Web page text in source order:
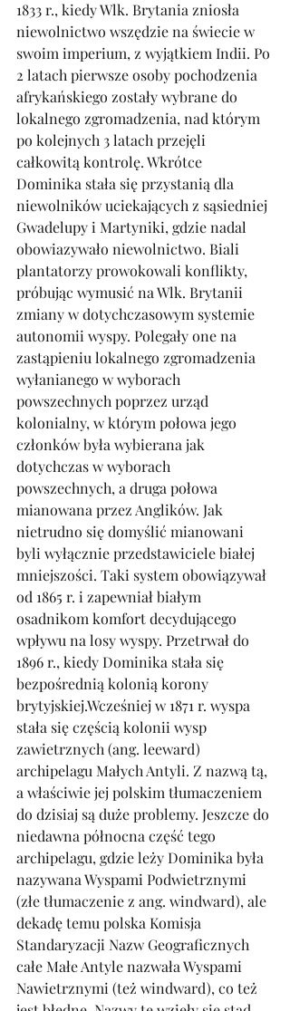
1833 r., kiedy Wlk. Brytania zniosła
niewolnictwo wszędzie na świecie w
swoim imperium, z wyjątkiem Indii. Po
2 latach pierwsze osoby pochodzenia
afrykańskiego zostały wybrane do
lokalnego zgromadzenia, nad którym
po kolejnych 3 latach przejęli
całkowitą kontrolę. Wkrótce
Dominika stała się przystanią dla
niewolników uciekających z sąsiedniej
Gwadelupy i Martyniki, gdzie nadal
obowiazywało niewolnictwo. Biali
plantatorzy prowokowali konflikty,
próbując wymusić na Wlk. Brytanii
zmiany w dotychczasowym systemie
autonomii wyspy. Polegały one na
zastąpieniu lokalnego zgromadzenia
wyłanianego w wyborach
powszechnych poprzez urząd
kolonialny, w którym połowa jego
członków była wybierana jak
dotychczas w wyborach
powszechnych, a druga połowa
mianowana przez Anglików. Jak
nietrudno się domyślić mianowani
byli wyłącznie przedstawiciele białej
mniejszości. Taki system obowiązywał
od 1865 r. i zapewniał białym
osadnikom komfort decydującego
wpływu na losy wyspy. Przetrwał do
1896 r., kiedy Dominika stała się
bezpośrednią kolonią korony
brytyjskiej.Wcześniej w 1871 r. wyspa
stała się częścią kolonii wysp
zawietrznych (ang. leeward)
archipelagu Małych Antyli. Z nazwą tą,
a właściwie jej polskim tłumaczeniem
do dzisiaj są duże problemy. Jeszcze do
niedawna północna część tego
archipelagu, gdzie leży Dominika była
nazywana Wyspami Podwietrznymi
(złe tłumaczenie z ang. windward), ale
dekadę temu polska Komisja
Standaryzacji Nazw Geograficznych
całe Małe Antyle nazwała Wyspami
Nawietrznymi (też windward), co też